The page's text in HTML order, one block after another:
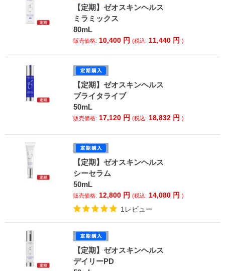
【定期】ゼオスキンヘルス
ミラミックス
80mL
販売価格: 10,400 円(税込: 11,440 円)
【定期】ゼオスキンヘルス
ブライタライブ
50mL
販売価格: 17,120 円(税込: 18,832 円)
【定期】ゼオスキンヘルス
シーセラム
50mL
販売価格: 12,800 円(税込: 14,080 円)
1レビュー
【定期】ゼオスキンヘルス
デイリーPD